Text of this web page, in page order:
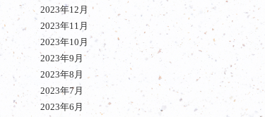
2023年12月
2023年11月
2023年10月
2023年9月
2023年8月
2023年7月
2023年6月